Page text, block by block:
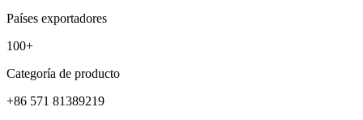
Países exportadores
100+
Categoría de producto
+86 571 81389219